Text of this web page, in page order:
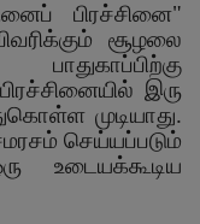
பிரச்சினை"
சூழலை
இரு
முடியாது.
செய்யப்படும்
உடையக்கூடிய